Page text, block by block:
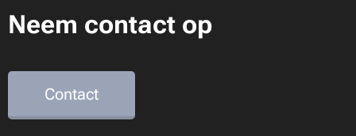
Neem contact op
Contact